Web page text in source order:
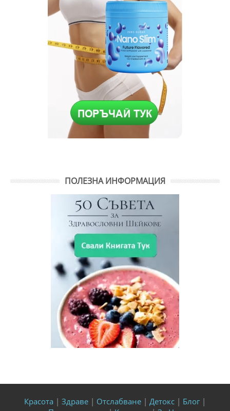
ПОЛЕЗНА ИНФОРМАЦИЯ
Красота | Здраве | Отслабване | Детокс | Блог |